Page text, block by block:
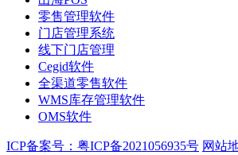
零售管理软件
门店管理系统
线下门店管理
Cegid软件
全渠道零售软件
WMS库存管理软件
OMS软件
ICP备案号：粤ICP备2021056935号 网站